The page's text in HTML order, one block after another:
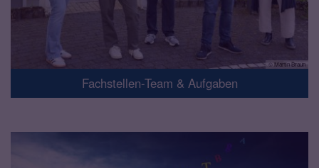
© Martin Braun
Fachstellen-Team & Aufgaben